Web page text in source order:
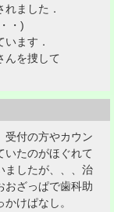
ました．
・)
ます．
んを捜して
受付の方やカウン
いたのがほぐれて
ましたが、、、治
おざっぱで歯科助
けぱなし。